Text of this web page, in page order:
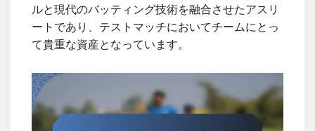
ルと現代のバッティング技術を融合させたアスリ
ートであり、テストマッチにおいてチームにとっ
て貴重な資産となっています。